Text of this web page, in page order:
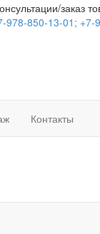
заказ
978-850-13-01; +7-
Контакты